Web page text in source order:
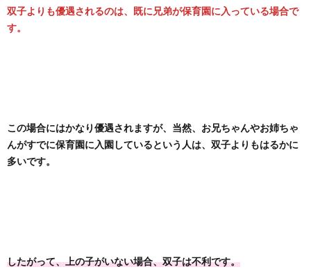
双子よりも優遇されるのは、既に兄弟が保育園に入っている場合で
す。
この場合にはかなり優遇されますが、当然、お兄ちゃんやお姉ちゃ
んがすでに保育園に入園しているという人は、双子よりもはるかに
多いです。
したがって、上の子がいない場合、双子は不利です。